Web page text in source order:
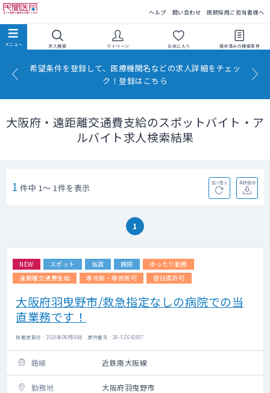
ヘルプ 問い合わせ 医師採用ご担当者様へ
求人検索 マイページ お気に入り 保存済みの検索条件
希望条件を登録して、医療機関名などの求人詳細をチェッ
ク！登録はこちら
大阪府・遠距離交通費支給のスポットバイト・ア
ルバイト求人検索結果
1 件中 1～ 1件を表示 並べ替え 条件保存
1
NEW スポット 当直 病院
ゆったり勤務
遠距離交通費支給
専攻医・専修医可 宿日直許可
大阪府羽曳野市/救急指定なしの病院での当
直業務です！
掲載更新日 : 2026年08月06日 案件番号 : 26-SZ642957
路線 近鉄南大阪線
勤務地 大阪府羽曳野市